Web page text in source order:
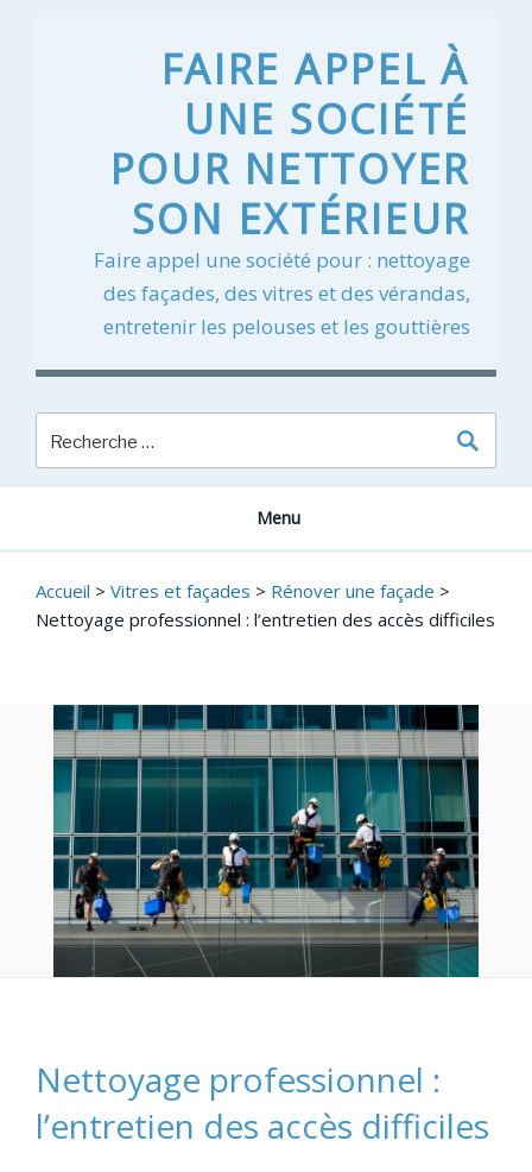
FAIRE APPEL À
UNE SOCIÉTÉ
POUR NETTOYER
SON EXTÉRIEUR
Faire appel une société pour : nettoyage
des façades, des vitres et des vérandas,
entretenir les pelouses et les gouttières
Menu
Accueil > Vitres et façades > Rénover une façade >
Nettoyage professionnel : l’entretien des accès difficiles
Nettoyage professionnel :
l’entretien des accès difficiles